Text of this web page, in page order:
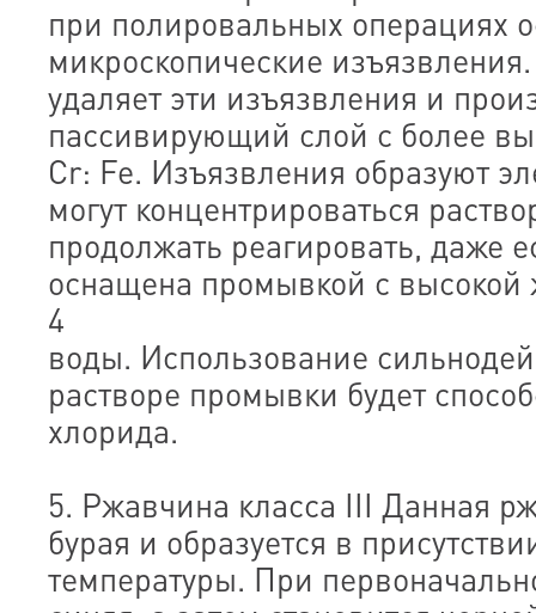
при полировальных операциях
микроскопические
удаляет эти изъязвления и
пассивирующий слой с более
Cr: Fe. Изъязвления образуют
могут концентрироваться
продолжать реагировать, даже
оснащена промывкой с высокой
4
воды. Использование
растворе промывки будет
хлорида.
5. Ржавчина класса III Данная
бурая и образуется в
температуры. При